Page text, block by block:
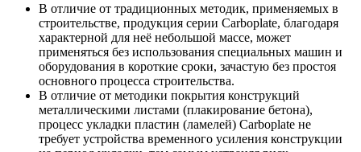
В отличие от традиционных методик, применяемых в
строительстве, продукция серии Carboplate, благодаря
характерной для неё небольшой массе, может
применяться без использования специальных машин и
оборудования в короткие сроки, зачастую без простоя
основного процесса строительства.
В отличие от методики покрытия конструкций
металлическими листами (плакирование бетона),
процесс укладки пластин (ламелей) Carboplate не
требует устройства временного усиления конструкции